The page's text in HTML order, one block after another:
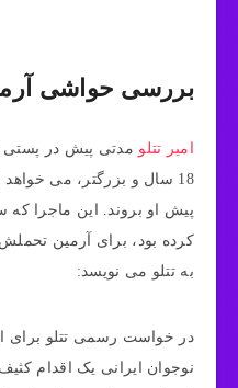
بررسی حواشی
امیر تتلو مدتی پیش در پستی
18 سال و بزرگتر، می خواهد
پیش او بروند. این ماجرا که
کرده بود، برای آرمین
به تتلو می نویسد:
در خواست رسمی تتلو برای
نوجوان ایرانی یک اقدام